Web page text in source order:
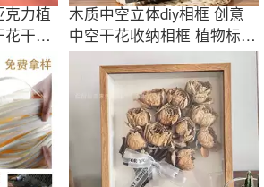
克力植
干叶
木质中空立体diy相框 创意
中空干花收纳相框 植物标本
装裱摆台